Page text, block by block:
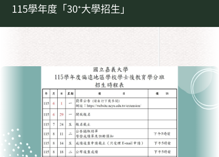
115學年度「30⁺大學招生」